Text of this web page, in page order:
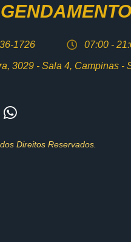
1726 07:00 -
3029 - Sala 4, Campinas -
Direitos Reservados.